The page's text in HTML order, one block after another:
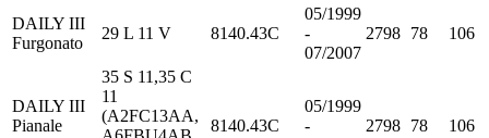
DAILY III
Furgonato
29 L 11 V 8140.43C
05/1999
-
07/2007
2798 78 106
DAILY III
Pianale
35 S 11,35 C
11
(A2FC13AA,
8140.43C
05/1999
-
2798 78 106